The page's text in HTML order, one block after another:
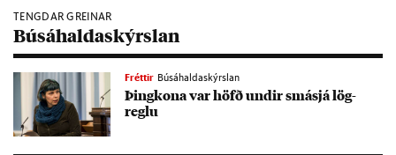
TENGDAR GREINAR
Búsáhaldaskýrslan
Fréttir Búsáhaldaskýrslan
Þing­kona var höfð und­ir smá­sjá lög­
reglu